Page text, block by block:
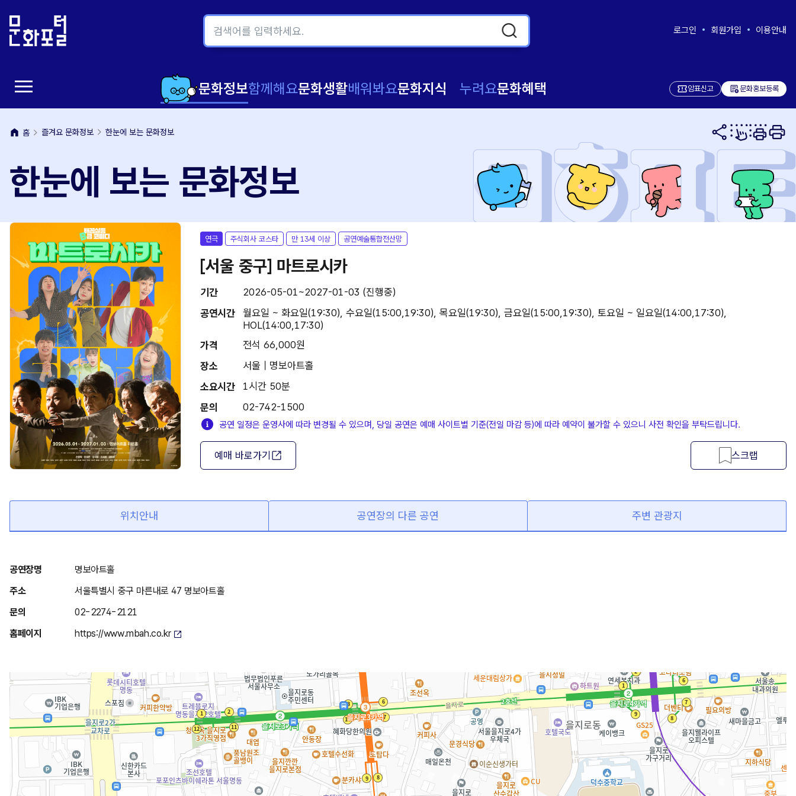
문
내
메
뉴
로그인 회원가입 이용안내
메
기
menu 문화정보함께해요문화생활배워봐요문화지식 누려요문화혜택 암표신고 add_notes문화홍보등록
home 홈 즐겨요 문화정보 한눈에 보는 문화정보
한눈에 보는 문화정보
연극 주식회사 코스타 만 13세 이상 공연예술통합전산망
[서울 중구] 마트로시카
기간
2026-05-01~2027-01-03 (진행중)
공연시간
월요일 ~ 화요일(19:30), 수요일(15:00,19:30), 목요일(19:30), 금요일(15:00,19:30), 토요일 ~ 일요일(14:00,17:30),
HOL(14:00,17:30)
가격
전석 66,000원
장소
서울 | 명보아트홀
소요시간
1시간 50분
문의
02-742-1500
공연 일정은 운영사에 따라 변경될 수 있으며, 당일 공연은 예매 사이트별 기준(전일 마감 등)에 따라 예약이 불가할 수 있으니 사전 확인을 부탁드립니다.
예매 바로가기 스크랩
위치안내 공연장의 다른 공연 주변 관광지
위
치
안
내
공연장명
명보아트홀
주소
서울특별시 중구 마른내로 47 명보아트홀
문의
02-2274-2121
홈페이지
https://www.mbah.co.kr